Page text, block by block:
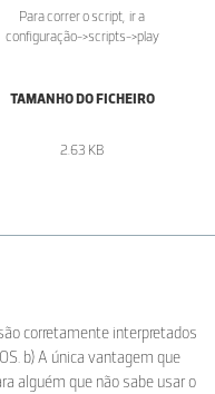
Para correr o script, ir a
configuração->scripts->play
TAMANHO DO FICHEIRO
2.63 KB
corretamente interpretados
b) A única vantagem que
alguém que não sabe usar o